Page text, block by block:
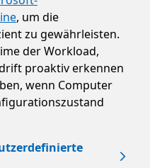
, um die
zu gewährleisten.
der Workload,
proaktiv erkennen
wenn Computer